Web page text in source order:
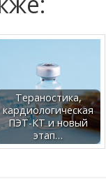
Тераностика,
кардиологическая
ПЭТ-КТ и новый
этап…